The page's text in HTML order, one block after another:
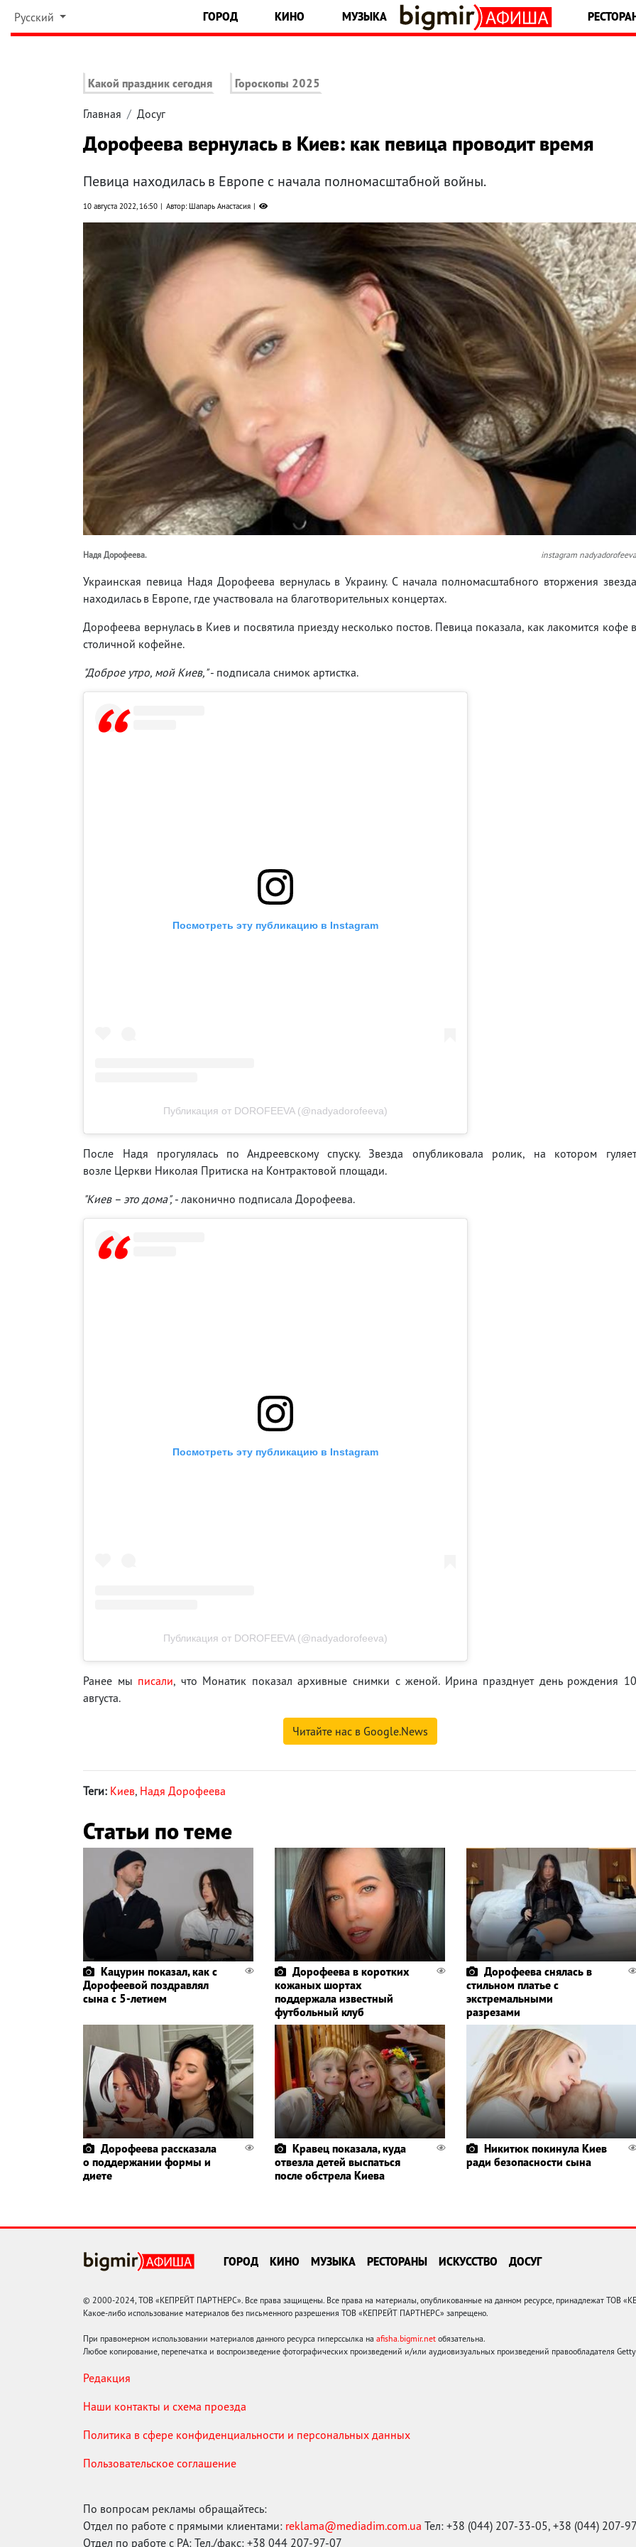
Русский ГОРОД КИНО МУЗЫКА
Какой праздник сегодня Гороскопы 2025
Главная Досуг
Дорофеева вернулась в Киев: как певица проводит время
Певица находилась в Европе с начала полномасштабной войны.
10 августа 2022, 16:50 Автор: Шапарь Анастасия
Надя Дорофеева. instagram nadyadorofeeva
Украинская певица Надя Дорофеева вернулась в Украину. С начала полномасштабного вторжения звезда
находилась в Европе, где участвовала на благотворительных концертах.
Дорофеева вернулась в Киев и посвятила приезду несколько постов. Певица показала, как лакомится кофе в
столичной кофейне.
"Доброе утро, мой Киев,"- подписала снимок артистка.
Посмотреть эту публикацию в Instagram
Публикация от DOROFEEVA (@nadyadorofeeva)
После Надя прогулялась по Андреевскому спуску. Звезда опубликовала ролик, на котором гуляет
возле Церкви Николая Притиска на Контрактовой площади.
"Киев – это дома", - лаконично подписала Дорофеева.
Посмотреть эту публикацию в Instagram
Публикация от DOROFEEVA (@nadyadorofeeva)
Ранее мы писали, что Монатик показал архивные снимки с женой. Ирина празднует день рождения
августа.
Читайте нас в Google.News
Теги: Киев, Надя Дорофеева
Статьи по теме
Кацурин показал, как с
Дорофеевой поздравлял
сына с 5-летием
Дорофеева в коротких
кожаных шортах
поддержала известный
футбольный клуб
Дорофеева снялась в
стильном платье с
экстремальными
разрезами
Дорофеева рассказала
о поддержании формы и
диете
Кравец показала, куда
отвезла детей выспаться
после обстрела Киева
Никитюк покинула Киев
ради безопасности сына
ГОРОД КИНО МУЗЫКА РЕСТОРАНЫ ИСКУССТВО ДОСУГ
© 2000-2024, ТОВ «КЕПРЕЙТ ПАРТНЕРС». Все права защищены. Все права на материалы, опубликованные на данном ресурсе, принадлежат ТОВ
Какое-либо использование материалов без письменного разрешения ТОВ «КЕПРЕЙТ ПАРТНЕРС» запрещено.
При правомерном использовании материалов данного ресурса гиперссылка на afisha.bigmir.net обязательна.
Любое копирование, перепечатка и воспроизведение фотографических произведений и/или аудиовизуальных произведений правообладателя
Редакция
Наши контакты и схема проезда
Политика в сфере конфиденциальности и персональных данных
Пользовательское соглашение
По вопросам рекламы обращайтесь:
Отдел по работе с прямыми клиентами: reklama@mediadim.com.ua Тел: +38 (044) 207-33-05, +38 (044) 207-
Отдел по работе с РА: Тел./факс: +38 044 207-97-07